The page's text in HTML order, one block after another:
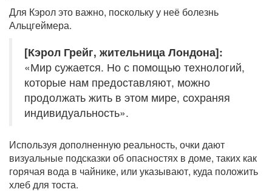
Для Кэрол это важно, поскольку у неё болезнь
Альцгеймера.
[Кэрол Грейг, жительница Лондона]:
«Мир сужается. Но с помощью технологий,
которые нам предоставляют, можно
продолжать жить в этом мире, сохраняя
индивидуальность».
Используя дополненную реальность, очки дают
визуальные подсказки об опасностях в доме, таких как
горячая вода в чайнике, или указывают, куда положить
хлеб для тоста.